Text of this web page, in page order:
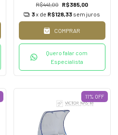
R$441,00 R$385,00
3x de R$128,33 sem juros
COMPRAR
Quero falar com
Especialista
11% OFF